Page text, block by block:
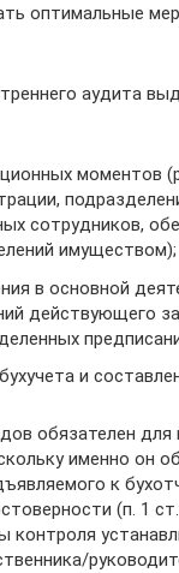
оптимальные
аудита
моментов
сотрудников,
имуществом);
в основной
действующего
и
обязателен для
именно он
к
(п. 1
контроля